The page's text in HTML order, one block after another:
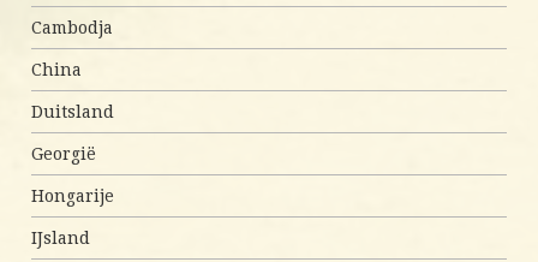
Cambodja
China
Duitsland
Georgië
Hongarije
IJsland